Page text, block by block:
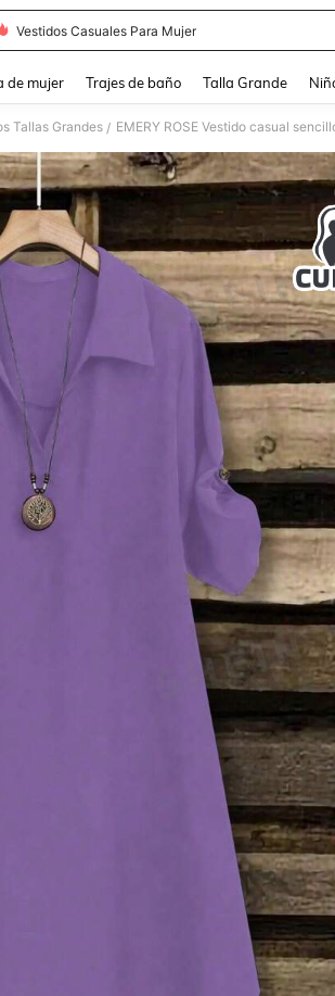
Vestidos Casuales Para Mujer
de mujer Trajes de baño Talla Grande
Tallas Grandes / EMERY ROSE Vestido casual